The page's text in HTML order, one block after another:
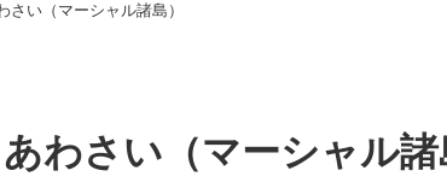
い（マーシャル諸島）
わさい（マーシャル諸